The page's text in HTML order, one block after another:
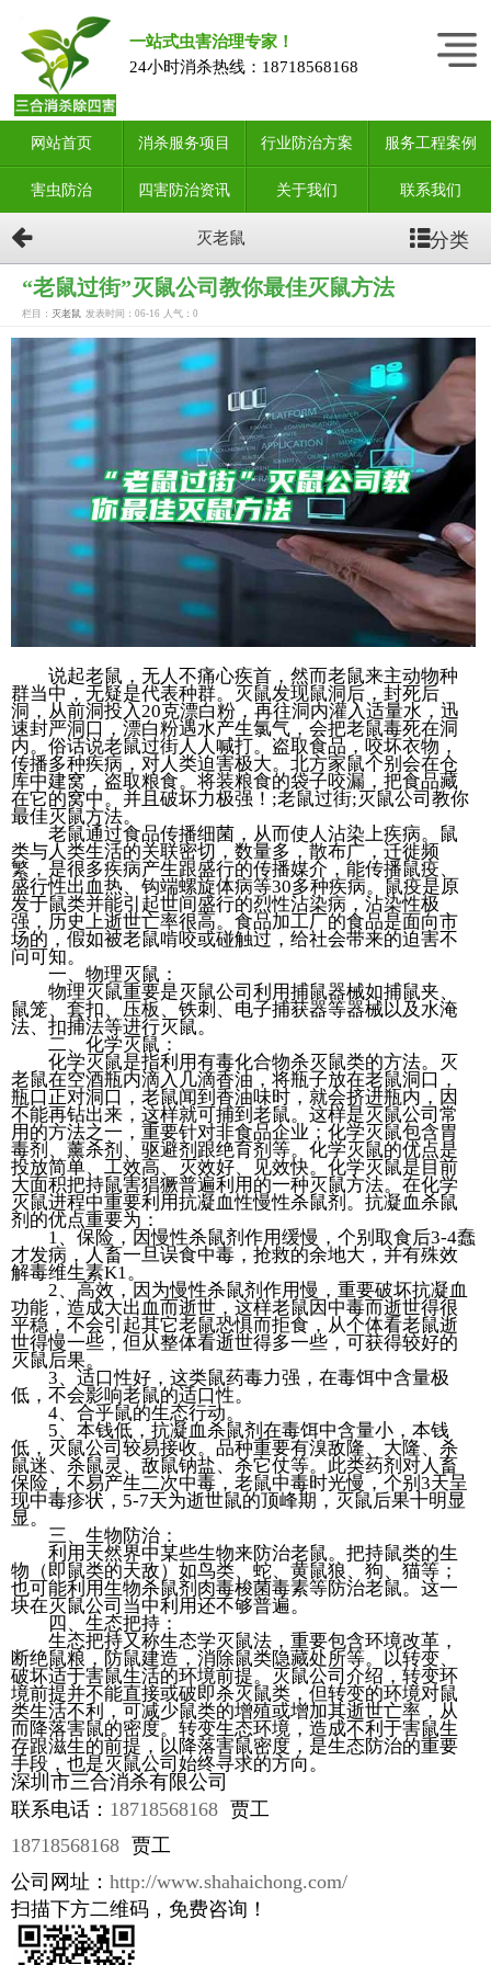
一站式虫害治理专家！
24小时消杀热线： 18718568168
网站首页 消杀服务项目 行业防治方案 服务工程案例
害虫防治 四害防治资讯 关于我们 联系我们
灭老鼠 分类
“老鼠过街”灭鼠公司教你最佳灭鼠方法
栏目： 灭老鼠 发表时间：06-16 人气： 0
说起老鼠，无人不痛心疾首，然而老鼠来主动物种
群当中，无疑是代表种群。灭鼠发现鼠洞后，封死后
洞，从前洞投入20克漂白粉，再往洞内灌入适量水，迅
速封严洞口，漂白粉遇水产生氯气，会把老鼠毒死在洞
内。俗话说老鼠过街人人喊打。盗取食品，咬坏衣物，
传播多种疾病，对人类迫害极大。北方家鼠个别会在仓
库中建窝，盗取粮食。将装粮食的袋子咬漏，把食品藏
在它的窝中。并且破坏力极强！;老鼠过街;灭鼠公司教你
最佳灭鼠方法。
老鼠通过食品传播细菌，从而使人沾染上疾病。鼠
类与人类生活的关联密切，数量多，散布广，迁徙频
繁，是很多疾病产生跟盛行的传播媒介，能传播鼠疫、
盛行性出血热、钩端螺旋体病等30多种疾病。鼠疫是原
发于鼠类并能引起世间盛行的烈性沾染病，沾染性极
强，历史上逝世亡率很高。食品加工厂的食品是面向市
场的，假如被老鼠啃咬或碰触过，给社会带来的迫害不
问可知。
一、物理灭鼠：
物理灭鼠重要是灭鼠公司利用捕鼠器械如捕鼠夹、
鼠笼、套扣、压板、铁刺、电子捕获器等器械以及水淹
法、扣捕法等进行灭鼠。
二、化学灭鼠：
化学灭鼠是指利用有毒化合物杀灭鼠类的方法。灭
老鼠在空酒瓶内滴入几滴香油，将瓶子放在老鼠洞口，
瓶口正对洞口，老鼠闻到香油味时，就会挤进瓶内，因
不能再钻出来，这样就可捕到老鼠。这样是灭鼠公司常
用的方法之一，重要针对非食品企业；化学灭鼠包含胃
毒剂、薰杀剂、驱避剂跟绝育剂等。化学灭鼠的优点是
投放简单、工效高、灭效好、见效快。化学灭鼠是目前
大面积把持鼠害猖獗普遍利用的一种灭鼠方法。在化学
灭鼠进程中重要利用抗凝血性慢性杀鼠剂。抗凝血杀鼠
剂的优点重要为：
1、保险，因慢性杀鼠剂作用缓慢，个别取食后3-4蠢
才发病，人畜一旦误食中毒，抢救的余地大，并有殊效
解毒维生素K1。
2、高效，因为慢性杀鼠剂作用慢，重要破坏抗凝血
功能，造成大出血而逝世，这样老鼠因中毒而逝世得很
平稳，不会引起其它老鼠恐惧而拒食，从个体看老鼠逝
世得慢一些，但从整体看逝世得多一些，可获得较好的
灭鼠后果。
3、适口性好，这类鼠药毒力强，在毒饵中含量极
低，不会影响老鼠的适口性。
4、合乎鼠的生态行动。
5、本钱低，抗凝血杀鼠剂在毒饵中含量小，本钱
低，灭鼠公司较易接收。品种重要有溴敌隆、大隆、杀
鼠迷、杀鼠灵、敌鼠钠盐、杀它仗等。此类药剂对人畜
保险，不易产生二次中毒，老鼠中毒时光慢，个别3天呈
现中毒疹状，5-7天为逝世鼠的顶峰期，灭鼠后果十明显
显。
三、生物防治：
利用天然界中某些生物来防治老鼠。把持鼠类的生
物（即鼠类的天敌）如鸟类、蛇、黄鼠狼、狗、猫等；
也可能利用生物杀鼠剂肉毒梭菌毒素等防治老鼠。这一
块在灭鼠公司当中利用还不够普遍。
四、生态把持：
生态把持又称生态学灭鼠法，重要包含环境改革，
断绝鼠粮，防鼠建造，消除鼠类隐藏处所等。以转变、
破坏适于害鼠生活的环境前提。灭鼠公司介绍，转变环
境前提并不能直接或破即杀灭鼠类，但转变的环境对鼠
类生活不利，可减少鼠类的增殖或增加其逝世亡率，从
而降落害鼠的密度。转变生态环境，造成不利于害鼠生
存跟滋生的前提，以降落害鼠密度，是生态防治的重要
手段，也是灭鼠公司始终寻求的方向。
深圳市三合消杀有限公司
联系电话： 18718568168 贾工
18718568168 贾工
公司网址： http://www.shahaichong.com/
扫描下方二维码，免费咨询！